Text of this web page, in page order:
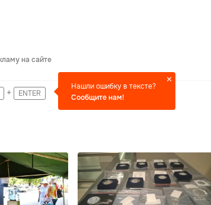
на сайте
+ ENTER
Нашли ошибку в тексте?
Сообщите нам!